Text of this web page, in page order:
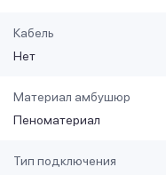
Кабель
Нет
Материал амбушюр
Пеноматериал
Тип подключения